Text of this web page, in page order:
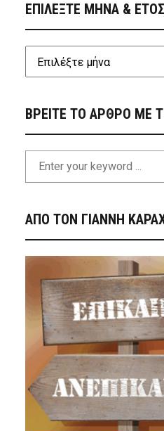
ΕΠΙΛΕΞΤΕ ΜΗΝΑ &
ΒΡΕΙΤΕ ΤΟ ΑΡΘΡΟ ΜΕ
ΑΠΟ ΤΟΝ ΓΙΑΝΝΗ